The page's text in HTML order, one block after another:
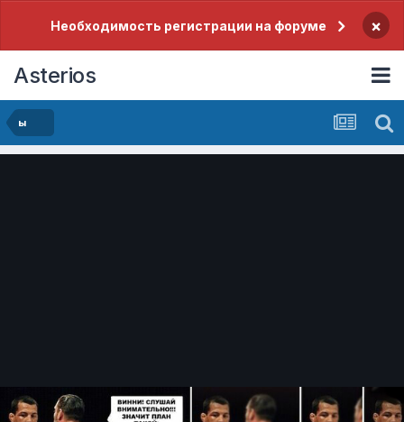
Необходимость регистрации на форуме ×
Asterios
ы